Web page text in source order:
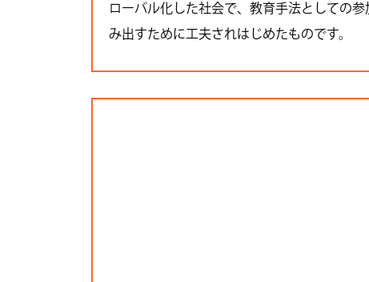
ローバル化した社会で、教育手法としての
み出すために工夫されはじめたものです。